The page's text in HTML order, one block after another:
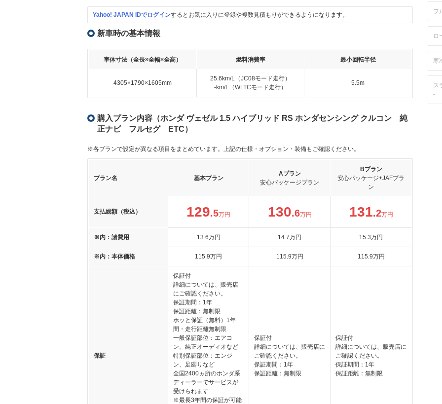
Yahoo! JAPAN IDでログインするとお気に入りに登録や複数見積もりができるようになります。
新車時の基本情報
車体寸法（全長×全幅×全高） 燃料消費率 最小回転半径
4305×1790×1605mm
25.6km/L（JC08モード走行）
-km/L（WLTCモード走行）
5.5m
購入プラン内容（ホンダ ヴェゼル 1.5 ハイブリッド RS ホンダセンシング クルコン 純
正ナビ フルセグ ETC）
※各プランで設定が異なる項目をまとめています。上記の仕様・オプション・装備もご確認ください。
プラン名 基本プラン
Aプラン
安心パッケージプラン
Bプラン
安心パッケージ+JAFプラ
ン
支払総額（税込） 129.5万円 130.6万円 131.2万円
※内：諸費用 13.6万円 14.7万円 15.3万円
※内：本体価格 115.9万円 115.9万円 115.9万円
保証
保証付
詳細については、販売店
にご確認ください。
保証期間：1年
保証距離：無制限
ホッと保証（無料）1年
間・走行距離無制限
一般保証部位：エアコ
ン、純正オーディオなど
特別保証部位：エンジ
ン、足廻りなど
全国2400ヵ所のホンダ系
ディーラーでサービスが
受けられます
※最長3年間の保証が可能
保証付
詳細については、販売店に
ご確認ください。
保証期間：1年
保証距離：無制限
保証付
詳細については、販売店に
ご確認ください。
保証期間：1年
保証距離：無制限
フ
ロ
寒
ス
-